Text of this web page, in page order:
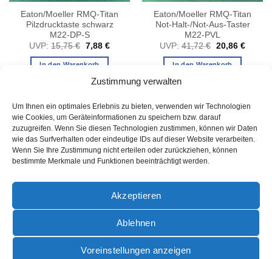
Zustimmung verwalten
Um Ihnen ein optimales Erlebnis zu bieten, verwenden wir Technologien
wie Cookies, um Geräteinformationen zu speichern bzw. darauf
zuzugreifen. Wenn Sie diesen Technologien zustimmen, können wir Daten
wie das Surfverhalten oder eindeutige IDs auf dieser Website verarbeiten.
Wenn Sie Ihre Zustimmung nicht erteilen oder zurückziehen, können
bestimmte Merkmale und Funktionen beeinträchtigt werden.
Akzeptieren
Ablehnen
Voreinstellungen anzeigen
Eaton/Moeller RMQ-Titan
Pilzdrucktaste schwarz
M22-DP-S
UVP: 15,75€ Ursprünglicher
war:
7,88 €Aktueller
In den Warenkorb
Eaton/Moeller RMQ-Titan
Not-Halt-/Not-Aus-Taster
M22-PVL
UVP: 41,72€ Ursprünglicher
war:
20,86 €
In den Warenkorb
PayPal Rechung
DATENSCHUTZ IMPRESSUM
ZAHLUNGSARTEN